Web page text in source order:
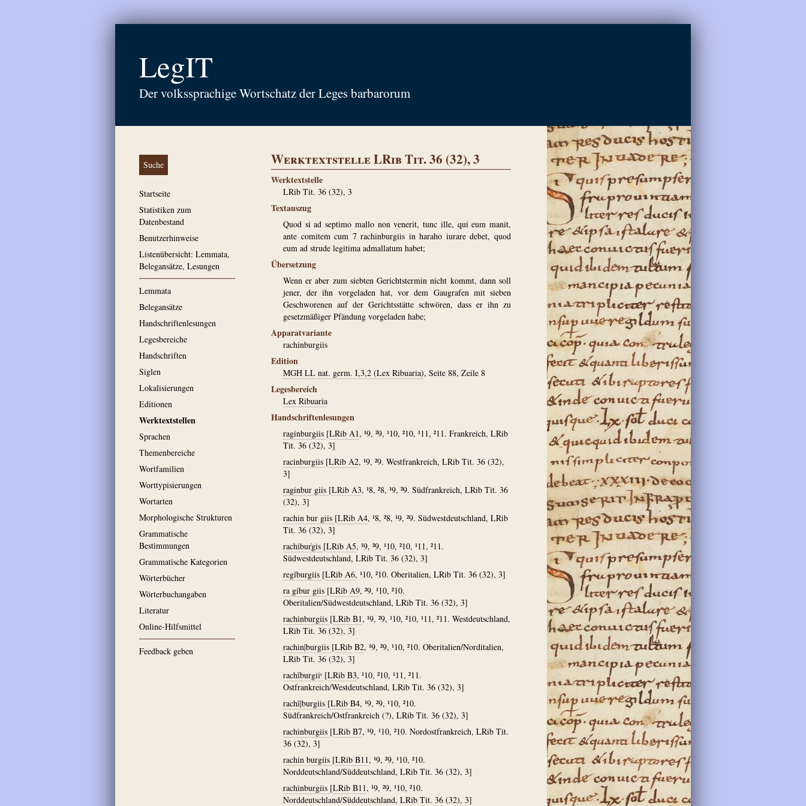
LegIT
Der volkssprachige Wortschatz der Leges barbarorum
Suche
Startseite
Statistiken zum
Datenbestand
Benutzerhinweise
Listenübersicht: Lemmata,
Belegansätze, Lesungen
Lemmata
Belegansätze
Handschriftenlesungen
Legesbereiche
Handschriften
Siglen
Lokalisierungen
Editionen
Werktextstellen
Sprachen
Themenbereiche
Wortfamilien
Worttypisierungen
Wortarten
Morphologische Strukturen
Grammatische
Bestimmungen
Grammatische Kategorien
Wörterbücher
Wörterbuchangaben
Literatur
Online-Hilfsmittel
Feedback geben
Werktextstelle LRib Tit. 36 (32), 3
Werktextstelle
LRib Tit. 36 (32), 3
Textauszug
Quod si ad septimo mallo non venerit, tunc ille, qui eum manit,
ante comitem cum 7 rachinburgiis in haraho iurare debet, quod
eum ad strude legitima admallatum habet;
Übersetzung
Wenn er aber zum siebten Gerichtstermin nicht kommt, dann soll
jener, der ihn vorgeladen hat, vor dem Gaugrafen mit sieben
Geschworenen auf der Gerichtsstätte schwören, dass er ihn zu
gesetzmäßiger Pfändung vorgeladen habe;
Apparatvariante
rachinburgiis
Edition
MGH LL nat. germ. I,3,2 (Lex Ribuaria), Seite 88, Zeile 8
Legesbereich
Lex Ribuaria
Handschriftenlesungen
raginburgiis [LRib A1, ¹9, ²9, ¹10, ²10, ¹11, ²11. Frankreich, LRib
Tit. 36 (32), 3]
racinburgiis [LRib A2, ¹9, ²9. Westfrankreich, LRib Tit. 36 (32),
3]
raginbur giis [LRib A3, ¹8, ²8, ¹9, ²9. Südfrankreich, LRib Tit. 36
(32), 3]
rachin bur giis [LRib A4, ¹8, ²8, ¹9, ²9. Südwestdeutschland, LRib
Tit. 36 (32), 3]
rachibur̍gis [LRib A5, ¹9, ²9, ¹10, ²10, ¹11, ²11.
Südwestdeutschland, LRib Tit. 36 (32), 3]
regĩburgiis [LRib A6, ¹10, ²10. Oberitalien, LRib Tit. 36 (32), 3]
ra gíbur giis [LRib A9, ²9, ¹10, ²10.
Oberitalien/Südwestdeutschland, LRib Tit. 36 (32), 3]
rachinburgiis [LRib B1, ¹9, ²9, ¹10, ²10, ¹11, ²11. Westdeutschland,
LRib Tit. 36 (32), 3]
rachin|burgiis [LRib B2, ¹9, ²9, ¹10, ²10. Oberitalien/Norditalien,
LRib Tit. 36 (32), 3]
rachĩburgiiˢ [LRib B3, ¹10, ²10, ¹11, ²11.
Ostfrankreich/Westdeutschland, LRib Tit. 36 (32), 3]
rachĩ|burgiis [LRib B4, ¹9, ²9, ¹10, ²10.
Südfrankreich/Ostfrankreich (?), LRib Tit. 36 (32), 3]
rachinburgiis [LRib B7, ¹9, ¹10, ²10. Nordostfrankreich, LRib Tit.
36 (32), 3]
rachin burgiis [LRib B11, ¹9, ²9, ¹10, ²10.
Norddeutschland/Süddeutschland, LRib Tit. 36 (32), 3]
rachinburgiis [LRib B11, ¹9, ²9, ¹10, ²10.
Norddeutschland/Süddeutschland, LRib Tit. 36 (32), 3]